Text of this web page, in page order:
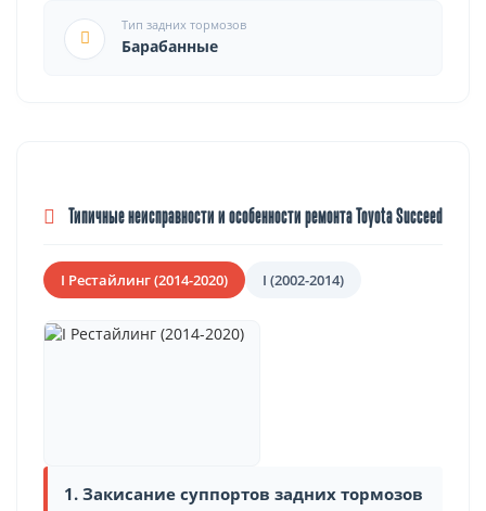
Тип задних тормозов
Барабанные
Типичные неисправности и особенности ремонта Toyota Succeed
I Рестайлинг (2014-2020) I (2002-2014)
1. Закисание суппортов задних тормозов